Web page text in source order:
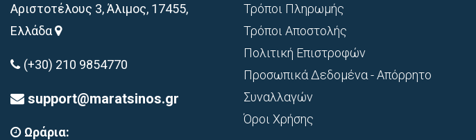
Αριστοτέλους 3, Άλιμος, 17455,
Ελλάδα
(+30) 210 9854770
support@maratsinos.gr
Ωράρια:
Τρόποι Πληρωμής
Τρόποι Αποστολής
Πολιτική Επιστροφών
Προσωπικά Δεδομένα - Απόρρητο
Συναλλαγών
Όροι Χρήσης